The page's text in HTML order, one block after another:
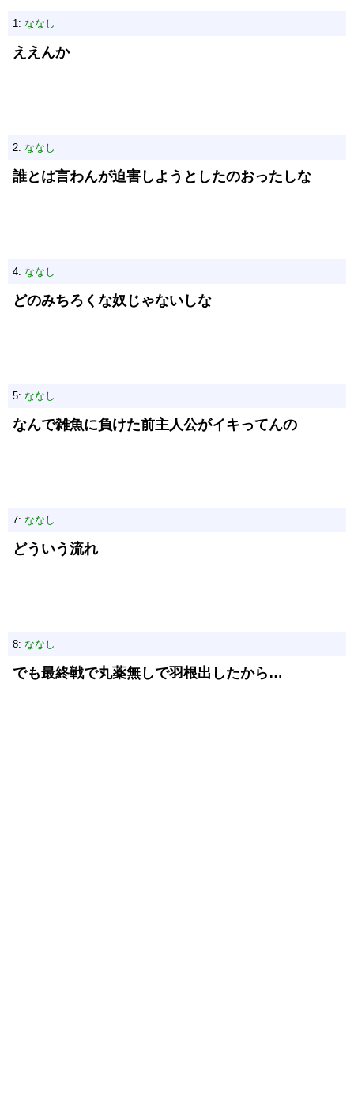
1: ななし
ええんか
2: ななし
誰とは言わんが迫害しようとしたのおったしな
4: ななし
どのみちろくな奴じゃないしな
5: ななし
なんで雑魚に負けた前主人公がイキってんの
7: ななし
どういう流れ
8: ななし
でも最終戦で丸薬無しで羽根出したから…